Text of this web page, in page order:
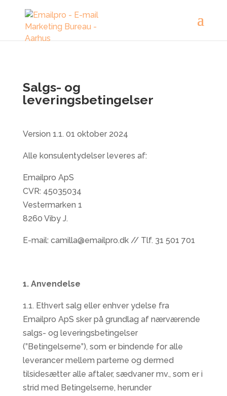
Salgs- og
leveringsbetingelser
Version 1.1. 01 oktober 2024
Alle konsulentydelser leveres af:
Emailpro ApS
CVR: 45035034
Vestermarken 1
8260 Viby J.
E-mail: camilla@emailpro.dk // Tlf. 31 501 701
1. Anvendelse
1.1. Ethvert salg eller enhver ydelse fra
Emailpro ApS sker på grundlag af nærværende
salgs- og leveringsbetingelser
(”Betingelserne”), som er bindende for alle
leverancer mellem parterne og dermed
tilsidesætter alle aftaler, sædvaner mv., som er i
strid med Betingelserne, herunder